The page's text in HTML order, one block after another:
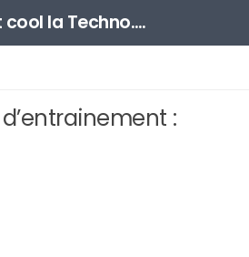
"Finalement, c'est cool la Techno..." (*)
: